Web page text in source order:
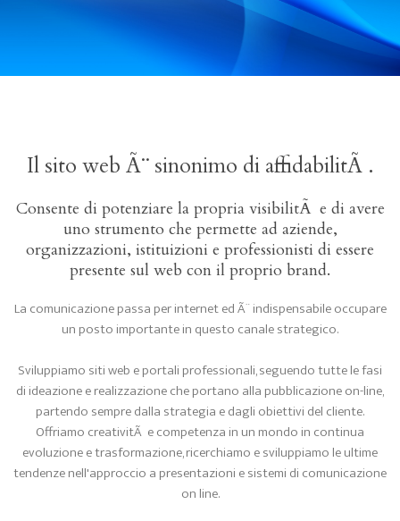
Il sito web Ã¨ sinonimo di affidabilitÃ .
Consente di potenziare la propria visibilitÃ e di avere
uno strumento che permette ad aziende,
organizzazioni, istituizioni e professionisti di essere
presente sul web con il proprio brand.
La comunicazione passa per internet ed Ã¨ indispensabile occupare
un posto importante in questo canale strategico.
Sviluppiamo siti web e portali professionali, seguendo tutte le fasi
di ideazione e realizzazione che portano alla pubblicazione on-line,
partendo sempre dalla strategia e dagli obiettivi del cliente.
Offriamo creativitÃ e competenza in un mondo in continua
evoluzione e trasformazione, ricerchiamo e sviluppiamo le ultime
tendenze nell'approccio a presentazioni e sistemi di comunicazione
on line.